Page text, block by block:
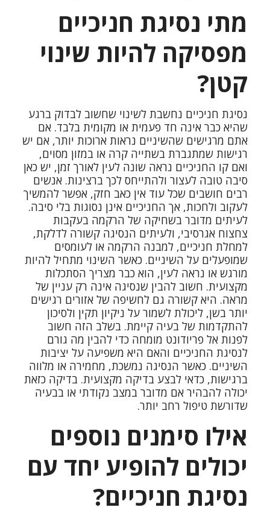
מתי נסיגת חניכיים
מפסיקה להיות שינוי
קטן?
נסיגת חניכיים נחשבת לשינוי שחשוב לבדוק ברגע
שהיא כבר אינה חד פעמית או מקומית בלבד. אם
אתם מרגישים שהשיניים נראות ארוכות יותר, אם יש
רגישות שמתגברת בשתייה קרה או במזון מסוים,
ואם קו החניכיים נראה שונה לעין לאורך זמן, יש כאן
סיבה טובה לעצור ולהתייחס לכך ברצינות. אנשים
רבים חושבים שכל עוד אין כאב חזק, אפשר להמשיך
לעקוב ולחכות, אך החניכיים אינן נסוגות בלי סיבה.
לעיתים מדובר בשחיקה של הרקמה בעקבות
צחצוח אגרסיבי, ולעיתים הנסיגה קשורה לדלקת,
למחלת חניכיים, למבנה הרקמה או לעומסים
שמופעלים על השיניים. כאשר השינוי מתחיל להיות
מורגש או נראה לעין, הוא כבר מצריך הסתכלות
מקצועית. חשוב להבין שנסיגה אינה רק עניין של
מראה. היא קשורה גם לחשיפה של אזורים רגישים
יותר בשן, ליכולת לשמור על ניקיון תקין ולסיכון
להתקדמות של בעיה קיימת. בשלב הזה חשוב
לפנות אל פריודונט מומחה כדי להבין מה גורם
לנסיגת החניכיים והאם היא משפיעה על יציבות
השיניים. כאשר הנסיגה נמשכת, מחמירה או מלווה
ברגישות, כדאי לבצע בדיקה מקצועית. בדיקה כזאת
יכולה להבהיר אם מדובר במצב נקודתי או בבעיה
שדורשת טיפול רחב יותר.
אילו סימנים נוספים
יכולים להופיע יחד עם
נסיגת חניכיים?